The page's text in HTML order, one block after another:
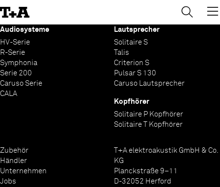
to
Content
Audiosysteme
HV-Serie
R-Serie
Symphonia
Serie 200
Caruso Serie
CALA
Lautsprecher
Solitaire S
Talis
Criterion S
Pulsar S 130
Caruso Lautsprecher
Kopfhörer
Solitaire P Kopfhörer
Solitaire T Kopfhörer
Zubehör
Händler
Unternehmen
Jobs
T+A elektroakustik GmbH & Co.
KG
Planckstraße 9–11
D-32052 Herford
→ ×